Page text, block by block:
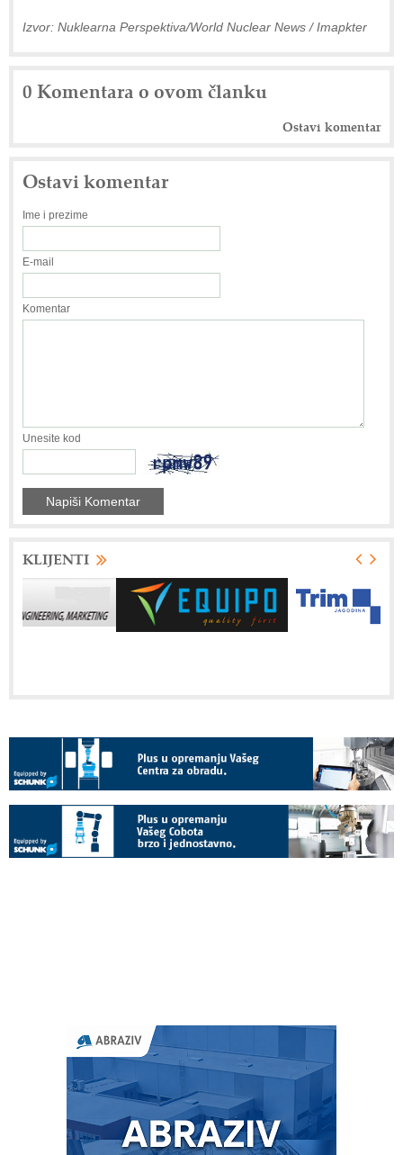
Izvor: Nuklearna Perspektiva/World Nuclear News / Imapkter
0 Komentara o ovom članku
Ostavi komentar
Ostavi komentar
Ime i prezime
E-mail
Komentar
Unesite kod
KLIJENTI